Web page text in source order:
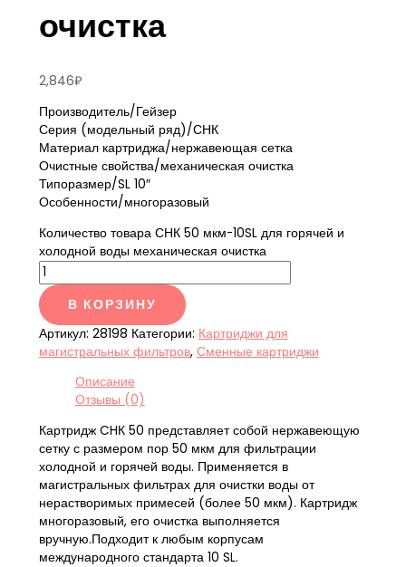
очистка
2,846₽
Производитель/Гейзер
Серия (модельный ряд)/СНК
Материал картриджа/нержавеющая сетка
Очистные свойства/механическая очистка
Типоразмер/SL 10″
Особенности/многоразовый
Количество товара СНК 50 мкм-10SL для горячей и
холодной воды механическая очистка
В КОРЗИНУ
Артикул: 28198 Категории: Картриджи для
магистральных фильтров, Сменные картриджи
Описание
Отзывы (0)
Картридж CHК 50 представляет собой нержавеющую
сетку с размером пор 50 мкм для фильтрации
холодной и горячей воды. Применяется в
магистральных фильтрах для очистки воды от
нерастворимых примесей (более 50 мкм). Картридж
многоразовый, его очистка выполняется
вручную.Подходит к любым корпусам
международного стандарта 10 SL.